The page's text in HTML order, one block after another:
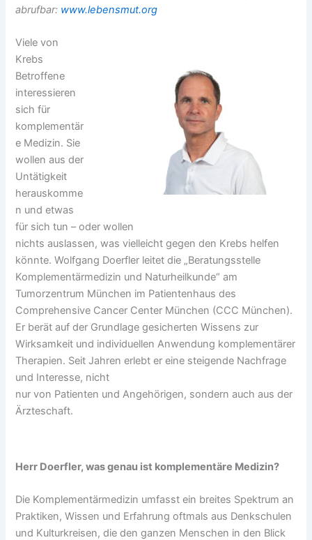
abrufbar: www.lebensmut.org
Viele von
Krebs
Betroffene
interessieren
sich für
komplementär
e Medizin. Sie
wollen aus der
Untätigkeit
herauskomme
n und etwas
für sich tun – oder wollen
nichts auslassen, was vielleicht gegen den Krebs helfen
könnte. Wolfgang Doerfler leitet die „Beratungsstelle
Komplementärmedizin und Naturheilkunde“ am
Tumorzentrum München im Patientenhaus des
Comprehensive Cancer Center München (CCC München).
Er berät auf der Grundlage gesicherten Wissens zur
Wirksamkeit und individuellen Anwendung komplementärer
Therapien. Seit Jahren erlebt er eine steigende Nachfrage
und Interesse, nicht
nur von Patienten und Angehörigen, sondern auch aus der
Ärzteschaft.
Herr Doerfler, was genau ist komplementäre Medizin?
Die Komplementärmedizin umfasst ein breites Spektrum an
Praktiken, Wissen und Erfahrung oftmals aus Denkschulen
und Kulturkreisen, die den ganzen Menschen in den Blick